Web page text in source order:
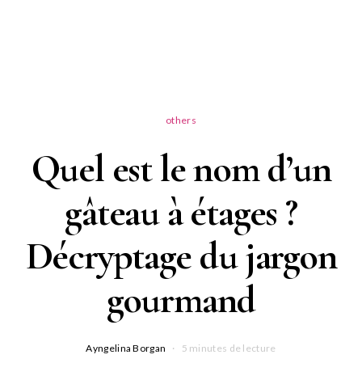
others
Quel est le nom d’un
gâteau à étages ?
Décryptage du jargon
gourmand
Ayngelina Borgan 5 minutes de lecture